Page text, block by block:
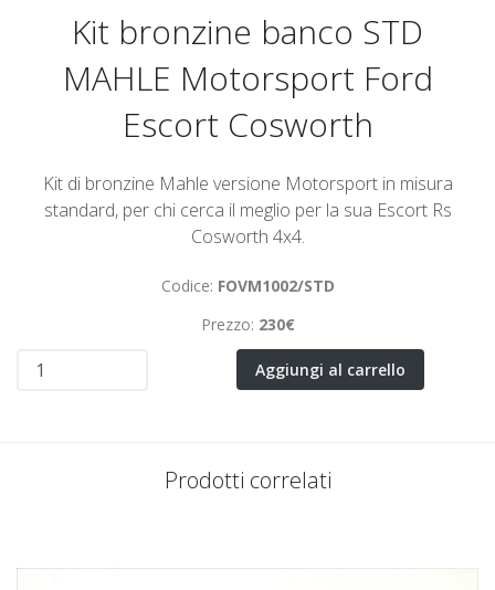
Kit bronzine banco STD
MAHLE Motorsport Ford
Escort Cosworth
Kit di bronzine Mahle versione Motorsport in misura
standard, per chi cerca il meglio per la sua Escort Rs
Cosworth 4x4.
Codice: FOVM1002/STD
Prezzo: 230€
Aggiungi al carrello
Prodotti correlati